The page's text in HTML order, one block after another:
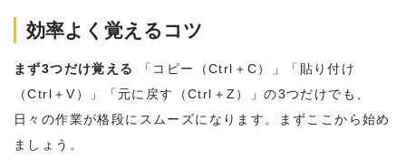
効率よく覚えるコツ
まず3つだけ覚える
「コピー（Ctrl＋C）」「貼り付け
（Ctrl＋V）」「元に戻す（Ctrl＋Z）」の3つだけでも、
日々の作業が格段にスムーズになります。まずここから始め
ましょう。